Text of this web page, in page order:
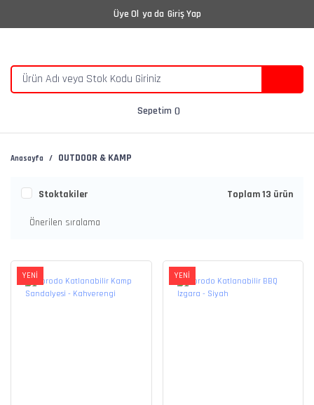
Üye Ol ya da Giriş Yap
Sepetim
Anasayfa OUTDOOR & KAMP
Stoktakiler Toplam 13 ürün
YENİ YENİ